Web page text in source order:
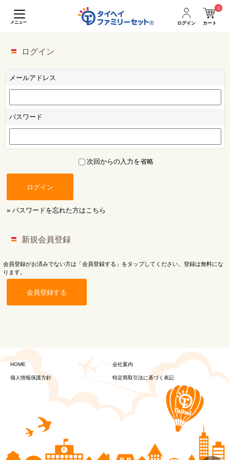
メニュー ログイン カート
0
ログイン
メールアドレス
パスワード
次回からの入力を省略
ログイン
» パスワードを忘れた方はこちら
新規会員登録
会員登録がお済みでない方は「会員登録する」をタップしてください。登録は無料にな
ります。
会員登録する
HOME 会社案内
個人情報保護方針 特定商取引法に基づく表記